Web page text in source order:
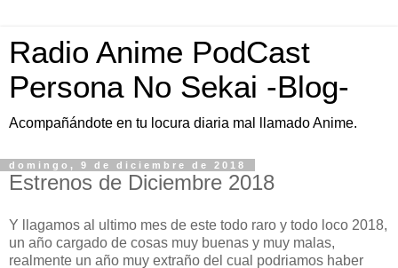
Radio Anime PodCast
Persona No Sekai -Blog-
Acompañándote en tu locura diaria mal llamado Anime.
domingo, 9 de diciembre de 2018
Estrenos de Diciembre 2018
Y llagamos al ultimo mes de este todo raro y todo loco 2018,
un año cargado de cosas muy buenas y muy malas,
realmente un año muy extraño del cual podriamos haber